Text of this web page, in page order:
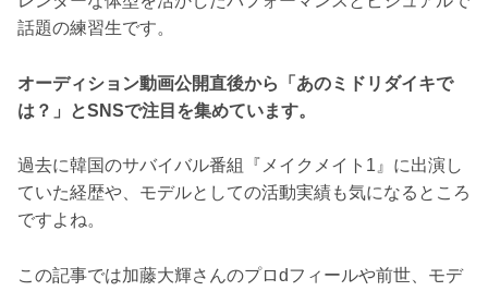
話題の練習生です。
オーディション動画公開直後から「あのミドリダイキで
は？」とSNSで注目を集めています。
過去に韓国のサバイバル番組『メイクメイト1』に出演し
ていた経歴や、モデルとしての活動実績も気になるところ
ですよね。
この記事では加藤大輝さんのプロdフィールや前世、モデ